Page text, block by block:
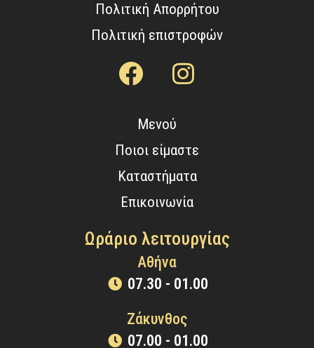
Ωράριο λειτουργίας
Αθήνα
07.30 - 01.00
Ζάκυνθος
07.00 - 01.00
Μενού
Ποιοι είμαστε
Καταστήματα
Επικοινωνία
Πολιτική Απορρήτου
Πολιτική επιστροφών